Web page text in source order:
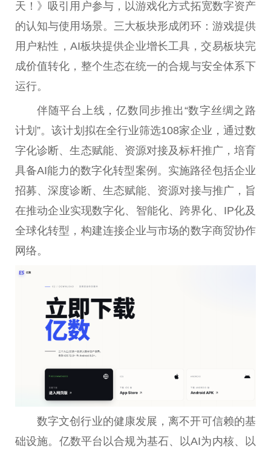
天！》吸引用户参与，以游戏化方式拓宽数字资产
的认知与使用场景。三大板块形成闭环：游戏提供
用户粘性，AI板块提供企业增长工具，交易板块完
成价值转化，整个生态在统一的合规与安全体系下
运行。
伴随平台上线，亿数同步推出“数字丝绸之路
计划”。该计划拟在全行业筛选108家企业，通过数
字化诊断、生态赋能、资源对接及标杆推广，培育
具备AI能力的数字化转型案例。实施路径包括企业
招募、深度诊断、生态赋能、资源对接与推广，旨
在推动企业实现数字化、智能化、跨界化、IP化及
全球化转型，构建连接企业与市场的数字商贸协作
网络。
数字文创行业的健康发展，离不开可信赖的基
础设施。亿数平台以合规为基石、以AI为内核、以